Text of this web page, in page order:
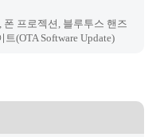
프로젝션, 블루투스 핸즈
(OTA Software Update)